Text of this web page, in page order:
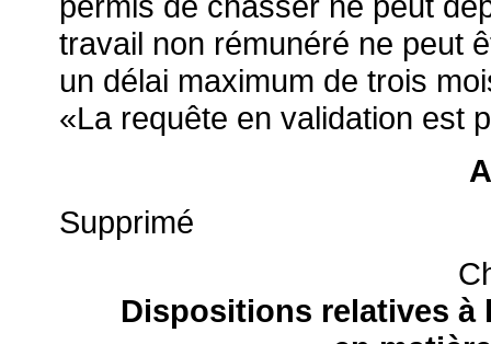
travail non rémunéré ne peut
un délai maximum de trois
«La requête en validation est
Supprimé
Dispositions relatives à